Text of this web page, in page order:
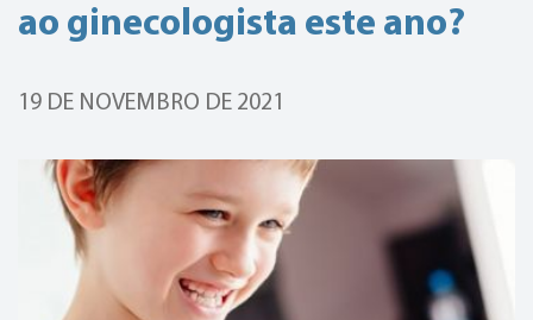
ao ginecologista este ano?
19 DE NOVEMBRO DE 2021